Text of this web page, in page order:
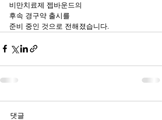
비만치료제 젭바운드의
후속 경구약 출시를
준비 중인 것으로 전해졌습니다.
댓글